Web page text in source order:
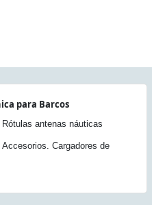
para Barcos
antenas náuticas
Accesorios. Cargadores de